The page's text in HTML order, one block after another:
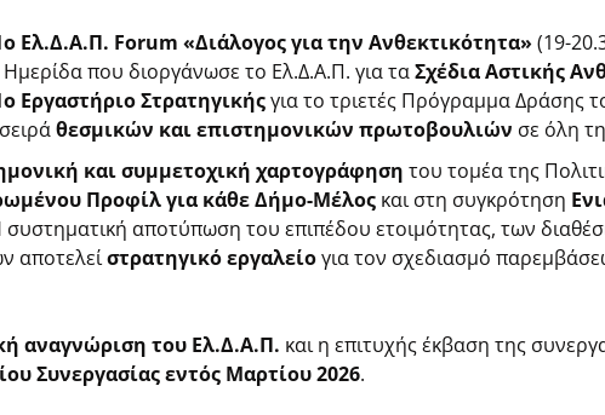
Ελ.Δ.Α.Π. Forum «Διάλογος για την Ανθεκτικότητα» (19-
που διοργάνωσε το Ελ.Δ.Α.Π. για ταΣχέδια Αστικής
Εργαστήριο Στρατηγικήςγια το τριετές Πρόγραμμα Δράσης
θεσμικών και επιστημονικών πρωτοβουλιών σε όλη
και συμμετοχική χαρτογράφηση του τομέα της
Προφίλ για κάθε Δήμο-Μέλος και στη συγκρότηση
αποτύπωση του επιπέδου ετοιμότητας, των
αποτελείστρατηγικό εργαλείογια τον σχεδιασμό
αναγνώριση του Ελ.Δ.Α.Π. και η επιτυχής έκβαση της
Συνεργασίας εντός Μαρτίου 2026.